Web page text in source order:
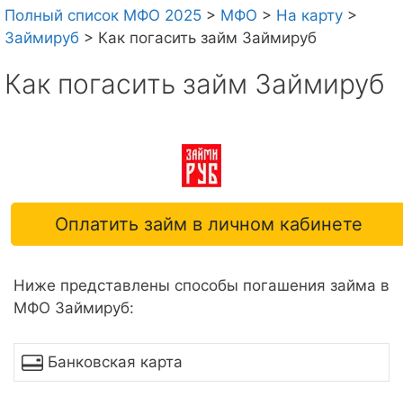
Полный список МФО 2025 > МФО > На карту >
Займируб > Как погасить займ Займируб
Как погасить займ Займируб
Оплатить займ в личном кабинете
Ниже представлены способы погашения займа в
МФО Займируб:
Банковская карта